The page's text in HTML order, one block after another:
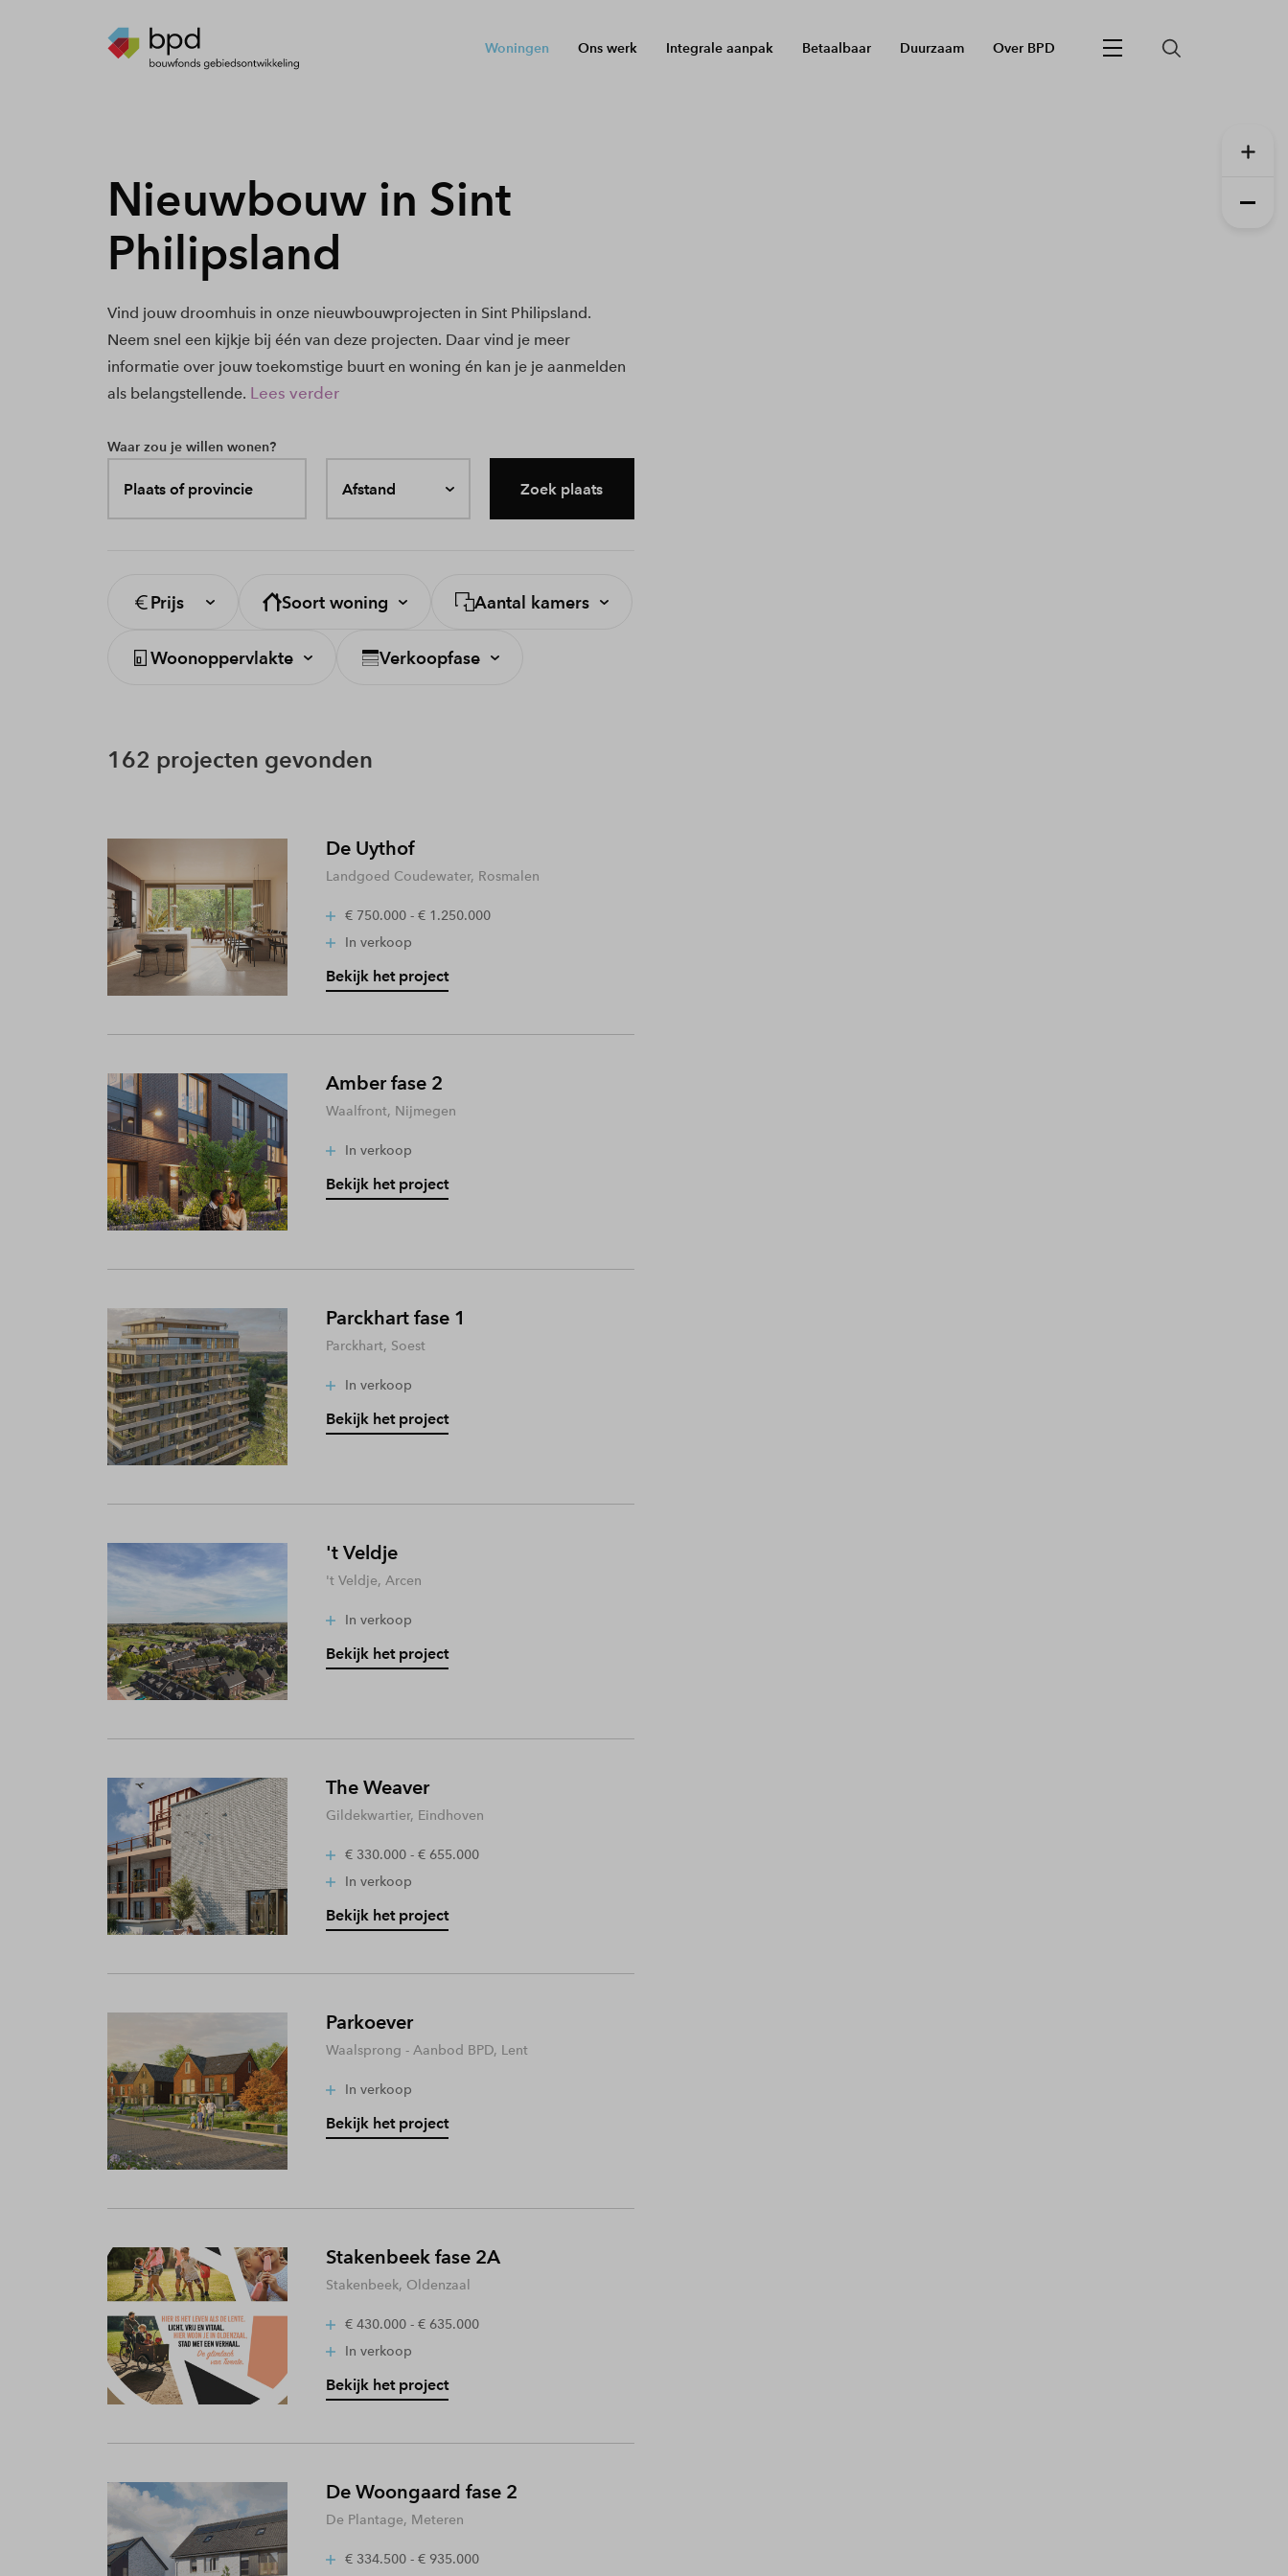
Woningen Ons werk Integrale aanpak Betaalbaar Duurzaam Over BPD
Nieuwbouw in Sint
Philipsland
Vind jouw droomhuis in onze nieuwbouwprojecten in Sint Philipsland.
Neem snel een kijkje bij één van deze projecten. Daar vind je meer
informatie over jouw toekomstige buurt en woning én kan je je aanmelden
als belangstellende. Lees verder
Waar zou je willen wonen?
Plaats of provincie Afstand Zoek plaats
Prijs Soort woning Aantal kamers
Woonoppervlakte Verkoopfase
162 projecten gevonden
De Uythof
Landgoed Coudewater, Rosmalen
€ 750.000 - € 1.250.000
In verkoop
Bekijk het project
Amber fase 2
Waalfront, Nijmegen
In verkoop
Bekijk het project
Parckhart fase 1
Parckhart, Soest
In verkoop
Bekijk het project
't Veldje
't Veldje, Arcen
In verkoop
Bekijk het project
The Weaver
Gildekwartier, Eindhoven
€ 330.000 - € 655.000
In verkoop
Bekijk het project
Parkoever
Waalsprong - Aanbod BPD, Lent
In verkoop
Bekijk het project
Stakenbeek fase 2A
Stakenbeek, Oldenzaal
€ 430.000 - € 635.000
In verkoop
Bekijk het project
De Woongaard fase 2
De Plantage, Meteren
€ 334.500 - € 935.000